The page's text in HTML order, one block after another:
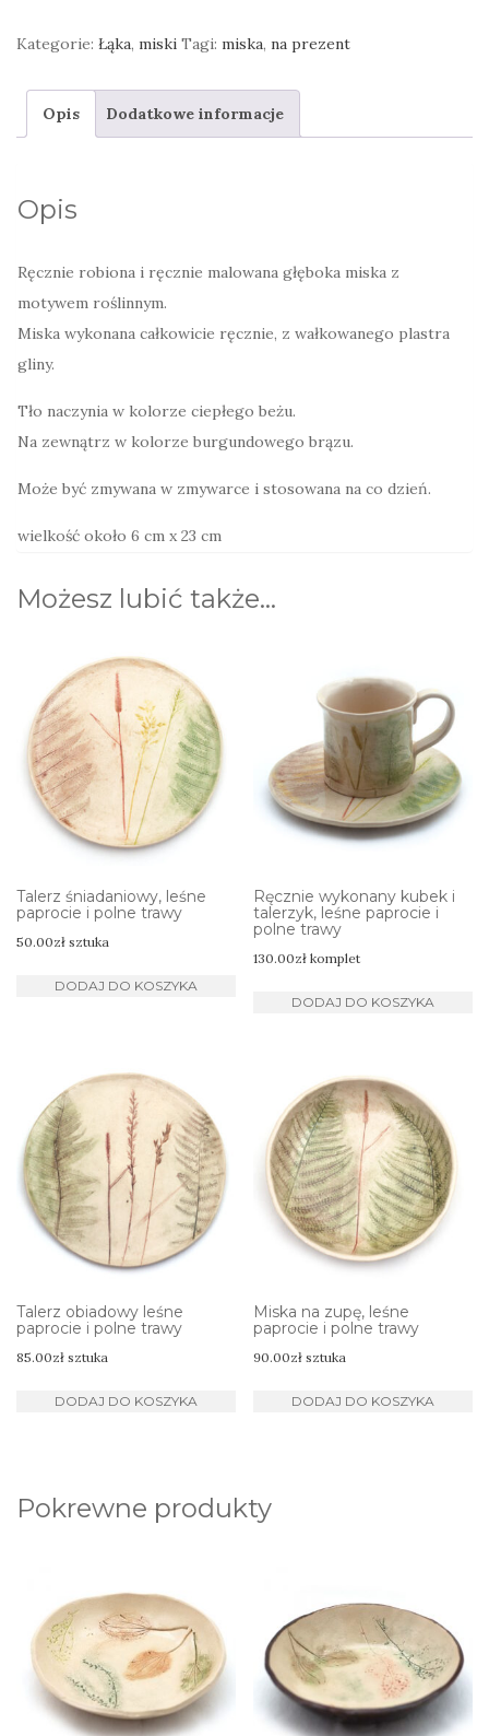
owoce,
sałatę,
paprocie
polne
trawy
Kategorie: Łąka, miski Tagi: miska, na prezent
Opis Dodatkowe informacje
Opis
Ręcznie robiona i ręcznie malowana głęboka miska z
motywem roślinnym.
Miska wykonana całkowicie ręcznie, z wałkowanego plastra
gliny.
Tło naczynia w kolorze ciepłego beżu.
Na zewnątrz w kolorze burgundowego brązu.
Może być zmywana w zmywarce i stosowana na co dzień.
wielkość około 6 cm x 23 cm
Możesz lubić także…
Talerz śniadaniowy, leśne
paprocie i polne trawy
50.00zł sztuka
DODAJ DO KOSZYKA
Ręcznie wykonany kubek i
talerzyk, leśne paprocie i
polne trawy
130.00zł komplet
DODAJ DO KOSZYKA
Talerz obiadowy leśne
paprocie i polne trawy
85.00zł sztuka
DODAJ DO KOSZYKA
Miska na zupę, leśne
paprocie i polne trawy
90.00zł sztuka
DODAJ DO KOSZYKA
Pokrewne produkty